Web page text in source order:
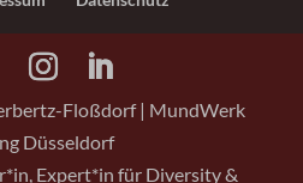
Floßdorf | MundWerk
Düsseldorf
Expert*in für Diversity &